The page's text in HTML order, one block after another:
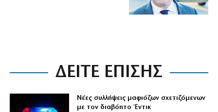
ΔΕΙΤΕ ΕΠΙΣΗΣ
Νέες συλλήψεις μαφιόζων σχετιζόμενων
με τον διαβόητο Έντικ